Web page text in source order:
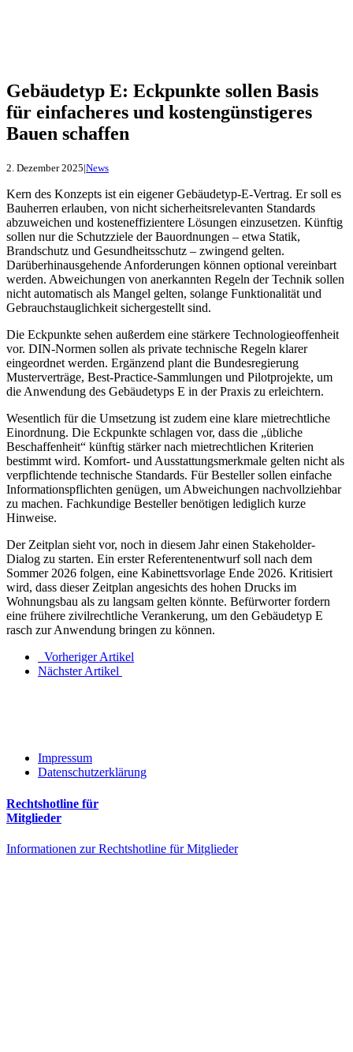
Gebäudetyp E: Eckpunkte sollen Basis
für einfacheres und kostengünstigeres
Bauen schaffen
2. Dezember 2025|News
Kern des Konzepts ist ein eigener Gebäudetyp-E-Vertrag. Er soll es
Bauherren erlauben, von nicht sicherheitsrelevanten Standards
abzuweichen und kosteneffizientere Lösungen einzusetzen. Künftig
sollen nur die Schutzziele der Bauordnungen – etwa Statik,
Brandschutz und Gesundheitsschutz – zwingend gelten.
Darüberhinausgehende Anforderungen können optional vereinbart
werden. Abweichungen von anerkannten Regeln der Technik sollen
nicht automatisch als Mangel gelten, solange Funktionalität und
Gebrauchstauglichkeit sichergestellt sind.
Die Eckpunkte sehen außerdem eine stärkere Technologieoffenheit
vor. DIN-Normen sollen als private technische Regeln klarer
eingeordnet werden. Ergänzend plant die Bundesregierung
Musterverträge, Best-Practice-Sammlungen und Pilotprojekte, um
die Anwendung des Gebäudetyps E in der Praxis zu erleichtern.
Wesentlich für die Umsetzung ist zudem eine klare mietrechtliche
Einordnung. Die Eckpunkte schlagen vor, dass die „übliche
Beschaffenheit“ künftig stärker nach mietrechtlichen Kriterien
bestimmt wird. Komfort- und Ausstattungsmerkmale gelten nicht als
verpflichtende technische Standards. Für Besteller sollen einfache
Informationspflichten genügen, um Abweichungen nachvollziehbar
zu machen. Fachkundige Besteller benötigen lediglich kurze
Hinweise.
Der Zeitplan sieht vor, noch in diesem Jahr einen Stakeholder-
Dialog zu starten. Ein erster Referentenentwurf soll nach dem
Sommer 2026 folgen, eine Kabinettsvorlage Ende 2026. Kritisiert
wird, dass dieser Zeitplan angesichts des hohen Drucks im
Wohnungsbau als zu langsam gelten könnte. Befürworter fordern
eine frühere zivilrechtliche Verankerung, um den Gebäudetyp E
rasch zur Anwendung bringen zu können.
Vorheriger Artikel
Nächster Artikel
Impressum
Datenschutzerklärung
Rechtshotline für
Mitglieder
Informationen zur Rechtshotline für Mitglieder